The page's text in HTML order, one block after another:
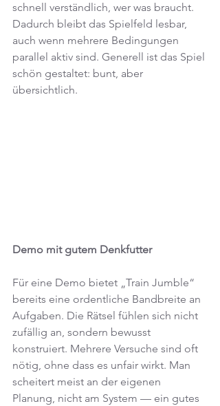
schnell verständlich, wer was braucht.
Dadurch bleibt das Spielfeld lesbar,
auch wenn mehrere Bedingungen
parallel aktiv sind. Generell ist das Spiel
schön gestaltet: bunt, aber
übersichtlich.
Demo mit gutem Denkfutter
Für eine Demo bietet „Train Jumble“
bereits eine ordentliche Bandbreite an
Aufgaben. Die Rätsel fühlen sich nicht
zufällig an, sondern bewusst
konstruiert. Mehrere Versuche sind oft
nötig, ohne dass es unfair wirkt. Man
scheitert meist an der eigenen
Planung, nicht am System — ein gutes